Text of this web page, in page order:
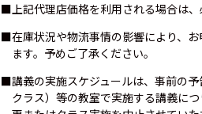
■上記代理店価格を利用される場合は、
■在庫状況や物流事情の影響により、
ます。予めご了承ください。
■講義の実施スケジュールは、事前の
クラス）等の教室で実施する講義に